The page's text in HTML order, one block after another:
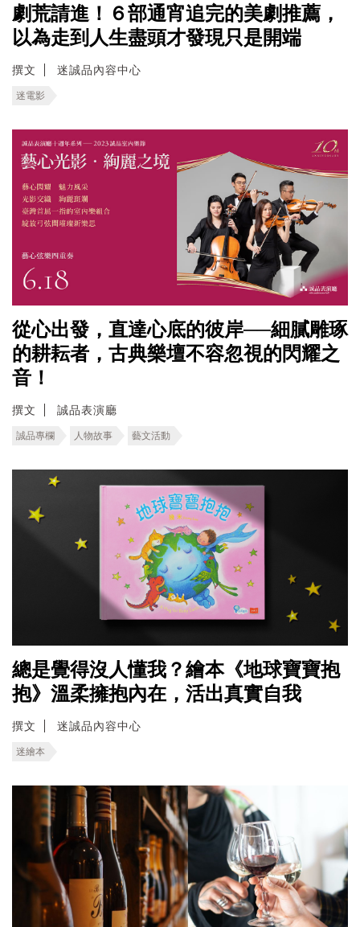
劇荒請進！６部通宵追完的美劇推薦，
以為走到人生盡頭才發現只是開端
撰文 迷誠品內容中心
迷電影
從心出發，直達心底的彼岸──細膩雕琢
的耕耘者，古典樂壇不容忽視的閃耀之
音！
撰文 誠品表演廳
誠品專欄 人物故事 藝文活動
總是覺得沒人懂我？繪本《地球寶寶抱
抱》溫柔擁抱內在，活出真實自我
撰文 迷誠品內容中心
迷繪本